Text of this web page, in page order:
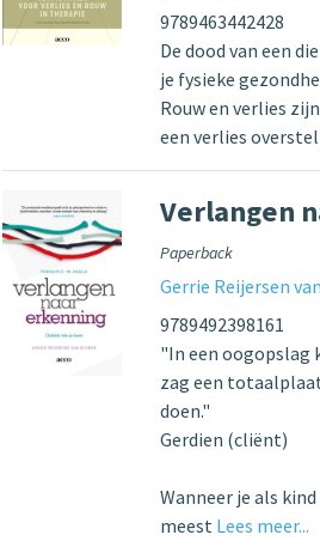
9789463442428
De dood van een
je fysieke
Rouw en verlies
een verlies
Verlangen
Paperback
Gerrie Reijersen
9789492398161
"In een oogopslag
zag een
doen."
Gerdien (cliënt)
Wanneer je als
meest Lees meer...